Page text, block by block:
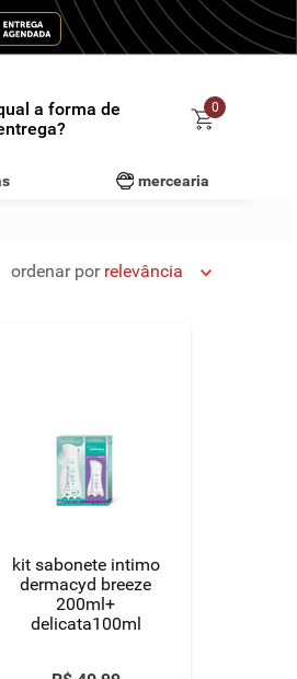
a forma de
0
mercearia
ordenar por relevância
kit sabonete intimo
dermacyd breeze
200ml+
delicata100ml